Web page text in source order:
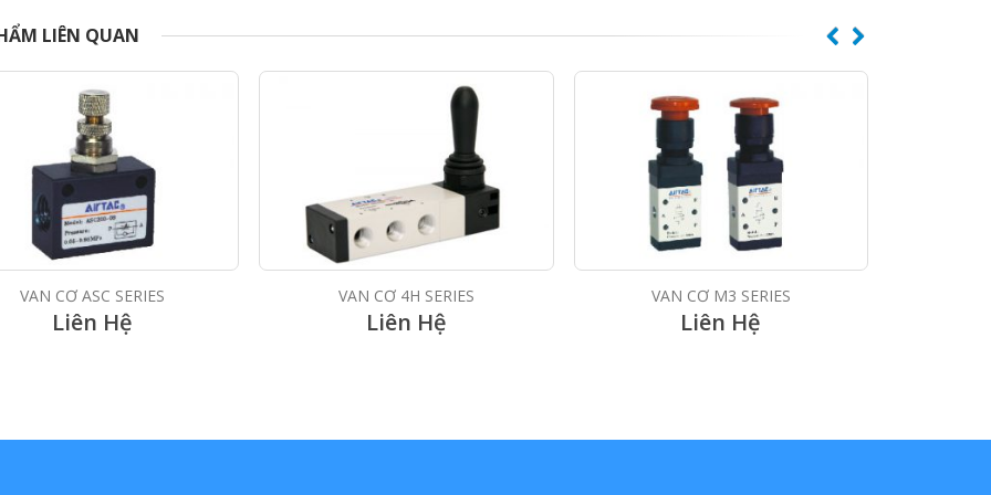
LIÊN QUAN
VAN CƠ ASC SERIES
Liên Hệ
VAN CƠ 4H SERIES
Liên Hệ
VAN CƠ M3 SERIES
Liên Hệ